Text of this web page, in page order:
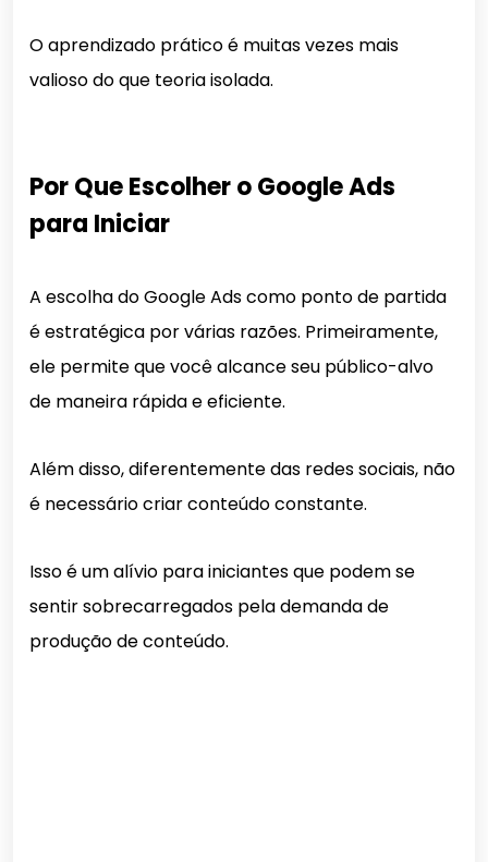
O aprendizado prático é muitas vezes mais
valioso do que teoria isolada.
Por Que Escolher o Google Ads
para Iniciar
A escolha do Google Ads como ponto de partida
é estratégica por várias razões. Primeiramente,
ele permite que você alcance seu público-alvo
de maneira rápida e eficiente.
Além disso, diferentemente das redes sociais, não
é necessário criar conteúdo constante.
Isso é um alívio para iniciantes que podem se
sentir sobrecarregados pela demanda de
produção de conteúdo.